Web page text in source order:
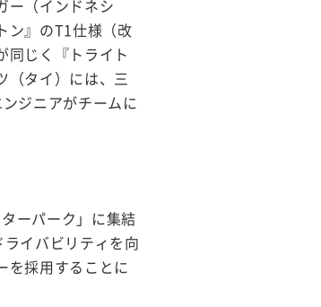
ー（インドネシ
ン』のT1仕様（改
同じく『トライト
（タイ）には、三
ジニアがチームに
ーパーク」に集結
イバビリティを向
を採用することに